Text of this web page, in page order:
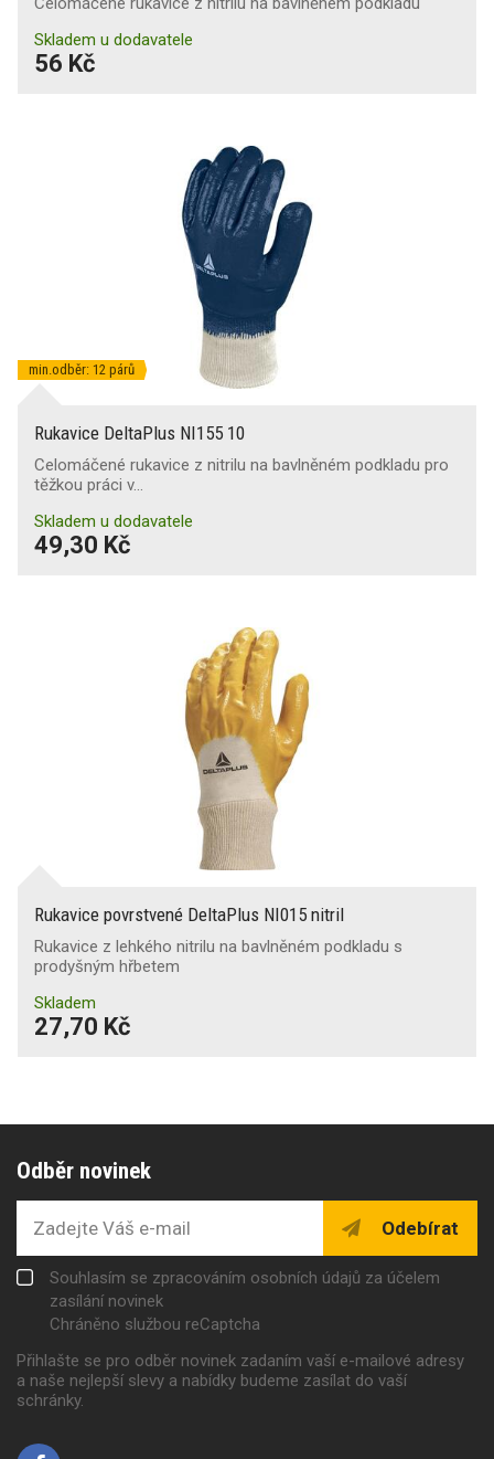
Skladem u dodavatele
56 Kč
min.odběr: 12 párů
Rukavice DeltaPlus NI155 10
Celomáčené rukavice z nitrilu na bavlněném podkladu pro
těžkou práci v…
Skladem u dodavatele
49,30 Kč
Rukavice povrstvené DeltaPlus NI015 nitril
Rukavice z lehkého nitrilu na bavlněném podkladu s
prodyšným hřbetem
Skladem
27,70 Kč
Odběr novinek
Odebírat
Souhlasím se zpracováním osobních údajů za účelem
zasílání novinek
Chráněno službou reCaptcha
Přihlašte se pro odběr novinek zadaním vaší e-mailové adresy
a naše nejlepší slevy a nabídky budeme zasílat do vaší
schránky.